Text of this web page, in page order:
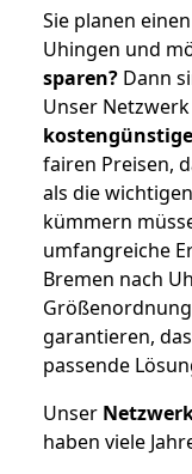
Sie planen
Uhingen und
sparen? Dann
Unser
fairen Preisen,
als die
kümmern
umfangreiche
Bremen nach
garantieren,
passende
Unser
haben viele